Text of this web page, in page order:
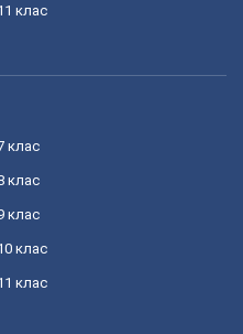
клас
клас
клас
клас
клас
клас